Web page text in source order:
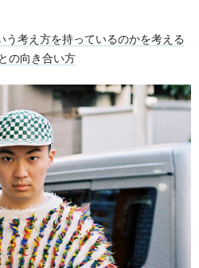
う考え方を持っているのかを考える
の向き合い方